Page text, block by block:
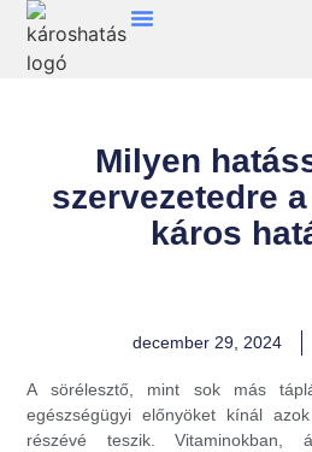
Milyen
szervezetedre
káros
december 29, 2024
A sörélesztő, mint sok más
egészségügyi előnyöket kínál
részévé teszik. Vitaminokban,